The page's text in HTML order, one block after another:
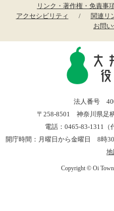
リンク・著作権・免責事
アクセシビリティ
関連リ
お問
法人番号
〒258-8501 神奈川県足
電話：0465-83-1311（
開庁時間：月曜日から金曜日 8時
地
Copyright © Oi